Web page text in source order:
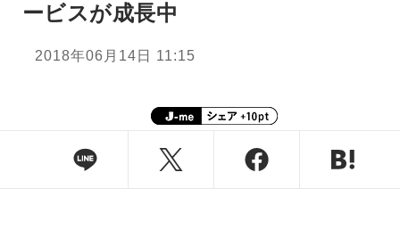
ービスが成長中
2018年06月14日 11:15